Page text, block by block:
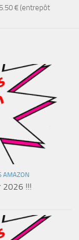
€ (entrepôt
AMAZON
2026 !!!